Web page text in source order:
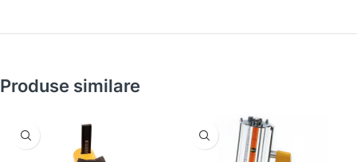
Produse similare